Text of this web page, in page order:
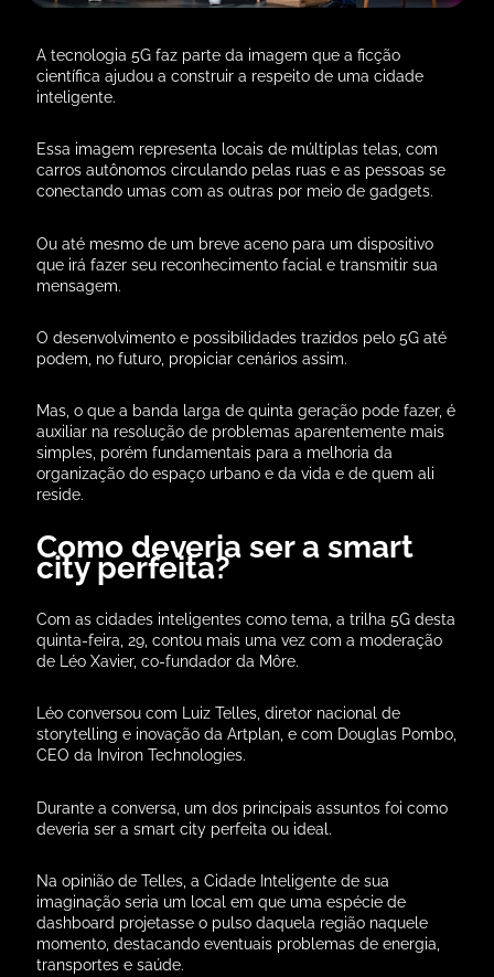
A tecnologia 5G faz parte da imagem que a ficção
científica ajudou a construir a respeito de uma cidade
inteligente.
Essa imagem representa locais de múltiplas telas, com
carros autônomos circulando pelas ruas e as pessoas se
conectando umas com as outras por meio de gadgets.
Ou até mesmo de um breve aceno para um dispositivo
que irá fazer seu reconhecimento facial e transmitir sua
mensagem.
O desenvolvimento e possibilidades trazidos pelo 5G até
podem, no futuro, propiciar cenários assim.
Mas, o que a banda larga de quinta geração pode fazer, é
auxiliar na resolução de problemas aparentemente mais
simples, porém fundamentais para a melhoria da
organização do espaço urbano e da vida e de quem ali
reside.
Como deveria ser a smart
city perfeita?
Com as cidades inteligentes como tema, a trilha 5G desta
quinta-feira, 29, contou mais uma vez com a moderação
de Léo Xavier, co-fundador da Môre.
Léo conversou com Luiz Telles, diretor nacional de
storytelling e inovação da Artplan, e com Douglas Pombo,
CEO da Inviron Technologies.
Durante a conversa, um dos principais assuntos foi como
deveria ser a smart city perfeita ou ideal.
Na opinião de Telles, a Cidade Inteligente de sua
imaginação seria um local em que uma espécie de
dashboard projetasse o pulso daquela região naquele
momento, destacando eventuais problemas de energia,
transportes e saúde.